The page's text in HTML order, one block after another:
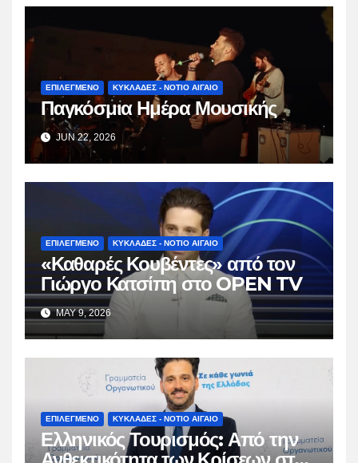
ΕΠΙΛΕΓΜΕΝΟ ΚΥΚΛΑΔΕΣ - ΝΟΤΙΟ ΑΙΓΑΙΟ
Παγκόσμια Ημέρα Μουσικής
JUN 22, 2026
ΕΠΙΛΕΓΜΕΝΟ ΚΥΚΛΑΔΕΣ - ΝΟΤΙΟ ΑΙΓΑΙΟ
«Καθαρές Κουβέντες» από τον
Γιώργο Κατσίπη στο OPEN TV
MAY 9, 2026
ΕΠΙΛΕΓΜΕΝΟ ΚΥΚΛΑΔΕΣ - ΝΟΤΙΟ ΑΙΓΑΙΟ
Ελληνικός Τουρισμός: Από την